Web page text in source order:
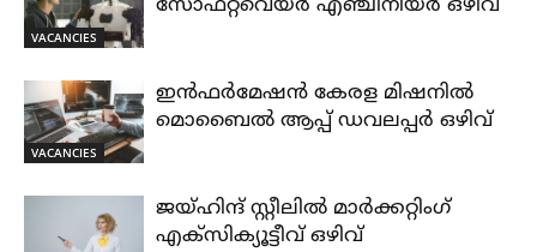
VACANCIES
സോഫ്റ്റ്‌വെയർ എഞ്ചിനീയർ ഒഴിവ്
VACANCIES
ഇൻഫർമേഷൻ കേരള മിഷനിൽ
മൊബൈൽ ആപ്പ് ഡവലപ്പർ ഒഴിവ്
ജയ്‌ഹിന്ദ്‌ സ്റ്റീലിൽ മാർക്കറ്റിംഗ്
എക്സിക്യൂട്ടീവ് ഒഴിവ്